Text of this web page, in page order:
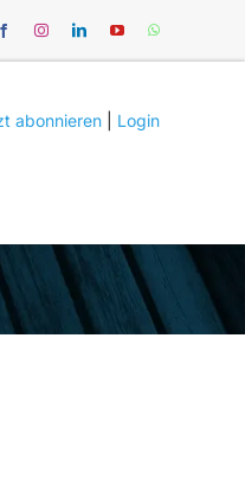
abonnieren Login